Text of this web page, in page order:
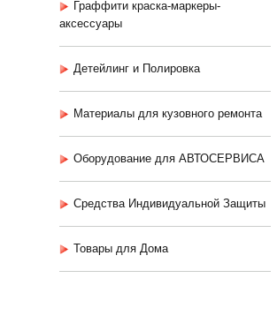
Граффити краска-маркеры-
аксессуары
Детейлинг и Полировка
Материалы для кузовного ремонта
Оборудование для АВТОСЕРВИСА
Средства Индивидуальной Защиты
Товары для Дома